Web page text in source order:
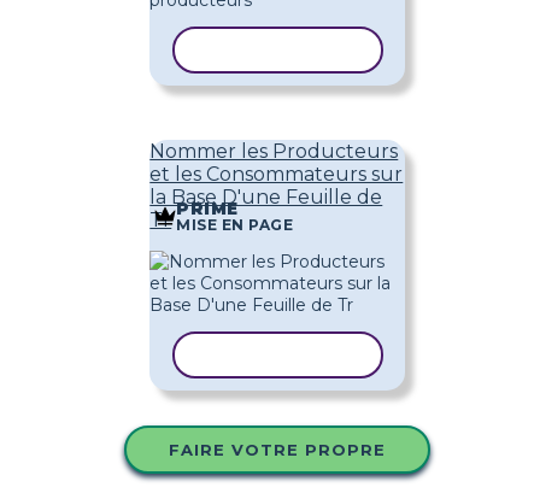
Nommer les Producteurs
et les Consommateurs sur
la Base D'une Feuille de
Tr
PRIME
MISE EN PAGE
FAIRE VOTRE PROPRE